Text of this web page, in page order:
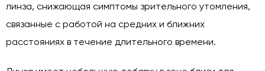
линза, снижающая симптомы зрительного утомления,
связанные с работой на средних и ближних
расстояниях в течение длительного времени.